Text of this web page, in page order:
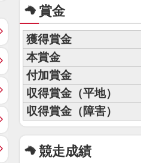
賞金
獲得賞金
本賞金
付加賞金
収得賞金（平地）
収得賞金（障害）
競走成績